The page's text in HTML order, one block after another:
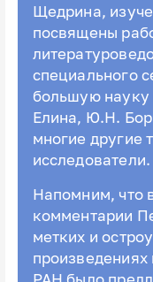
Щедрина,
посвящены
специального
большую
Елина, Ю.Н.
многие другие
исследователи.
Напомним, что
комментарии
метких и